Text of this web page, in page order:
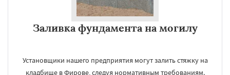
Заливка фундамента на могилу
Установщики нашего предприятия могут залить стяжку на
кладбище в Фирове, следуя нормативным требованиям.